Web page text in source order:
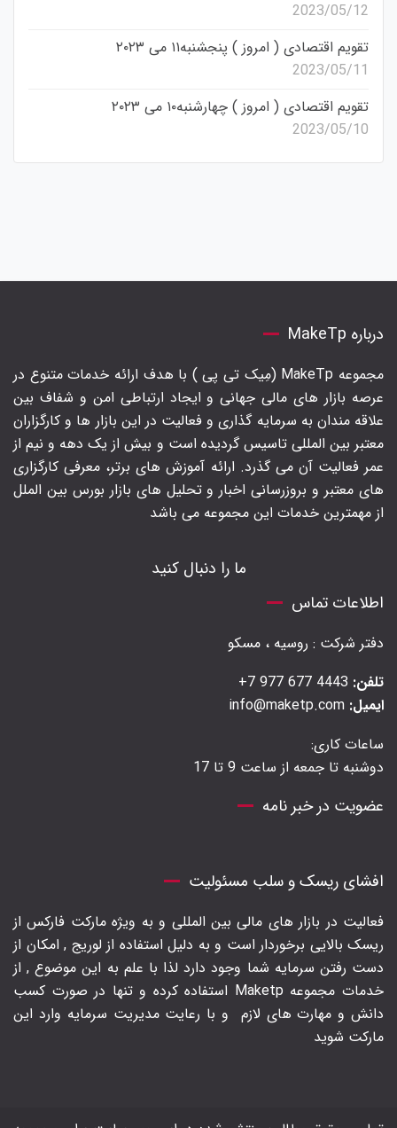
2023/05/12
تقویم اقتصادی ( امروز ) پنجشنبه۱۱ می ۲۰۲۳
2023/05/11
تقویم اقتصادی ( امروز ) چهارشنبه۱۰ می ۲۰۲۳
2023/05/10
درباره MakeTp
مجموعه MakeTp (مِیک تی پی ) با هدف ارائه خدمات متنوع در
عرصه بازار های مالی جهانی و ایجاد ارتباطی امن و شفاف بین
علاقه مندان به سرمایه گذاری و فعالیت در این بازار ها و کارگزاران
معتبر بین المللی تاسیس گردیده است و بیش از یک دهه و نیم از
عمر فعالیت آن می گذرد. ارائه آموزش های برتر‍، معرفی کارگزاری
های معتبر و بروزرسانی اخبار و تحلیل های بازار بورس بین الملل
از مهمترین خدمات این مجموعه می باشد
ما را دنبال کنید
اطلاعات تماس
دفتر شرکت : روسیه ، مسکو
تلفن:
ایمیل:
ساعات کاری:
دوشنبه تا جمعه از ساعت 9 تا 17
عضویت در خبر نامه
افشای ریسک و سلب مسئولیت
فعالیت در بازار های مالی بین المللی و به ویژه مارکت فارکس از
ریسک بالایی برخوردار است و به دلیل استفاده از لوریج , امکان از
دست رفتن سرمایه شما وجود دارد لذا با علم به این موضوع , از
خدمات مجموعه Maketp استفاده کرده و تنها در صورت کسب
دانش و مهارت های لازم و با رعایت مدیریت سرمایه وارد این
مارکت شوید